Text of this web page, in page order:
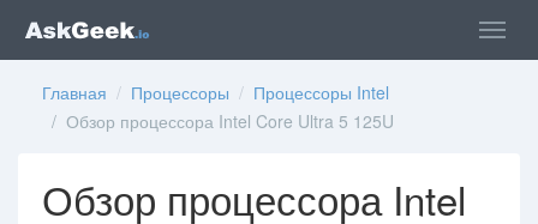
Главная / Процессоры / Процессоры Intel
/ Обзор процессора Intel Core Ultra 5 125U
Обзор процессора Intel